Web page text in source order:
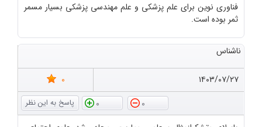
فناوری نوین برای علم پزشکی و علم مهندسی پزشکی بسیار مسمر
ثمر بوده است.
ناشناس
۱۴۰۳/۰۷/۲۷
0
0
0